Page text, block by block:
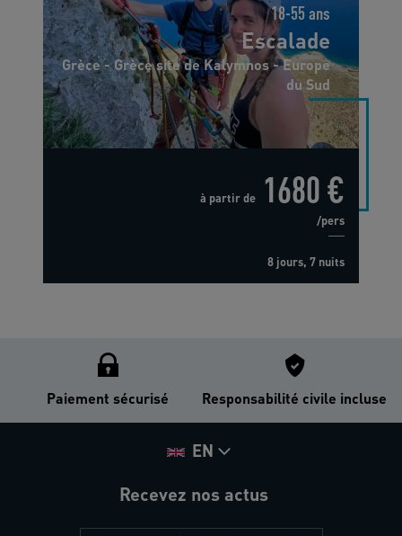
18-55 ans
Escalade
Grèce - Grèce site de Kalymnos - Europe
du Sud
à partir de 1680 €
/pers
8 jours, 7 nuits
Paiement sécurisé Responsabilité civile incluse
EN
Recevez nos actus